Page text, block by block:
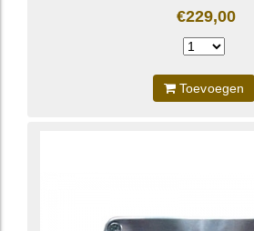
€229,00
Toevoegen